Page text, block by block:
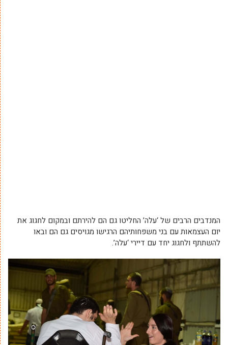
המנדבים הרבים של ‘עלה’ החליטו גם הם להירתם ובמקום לחגוג את
יום העצמאות עם בני משפחותיהם הרגישו מגויסים גם הם ובאו
להשתתף ולחגוג יחד עם דיירי ‘עלה’.